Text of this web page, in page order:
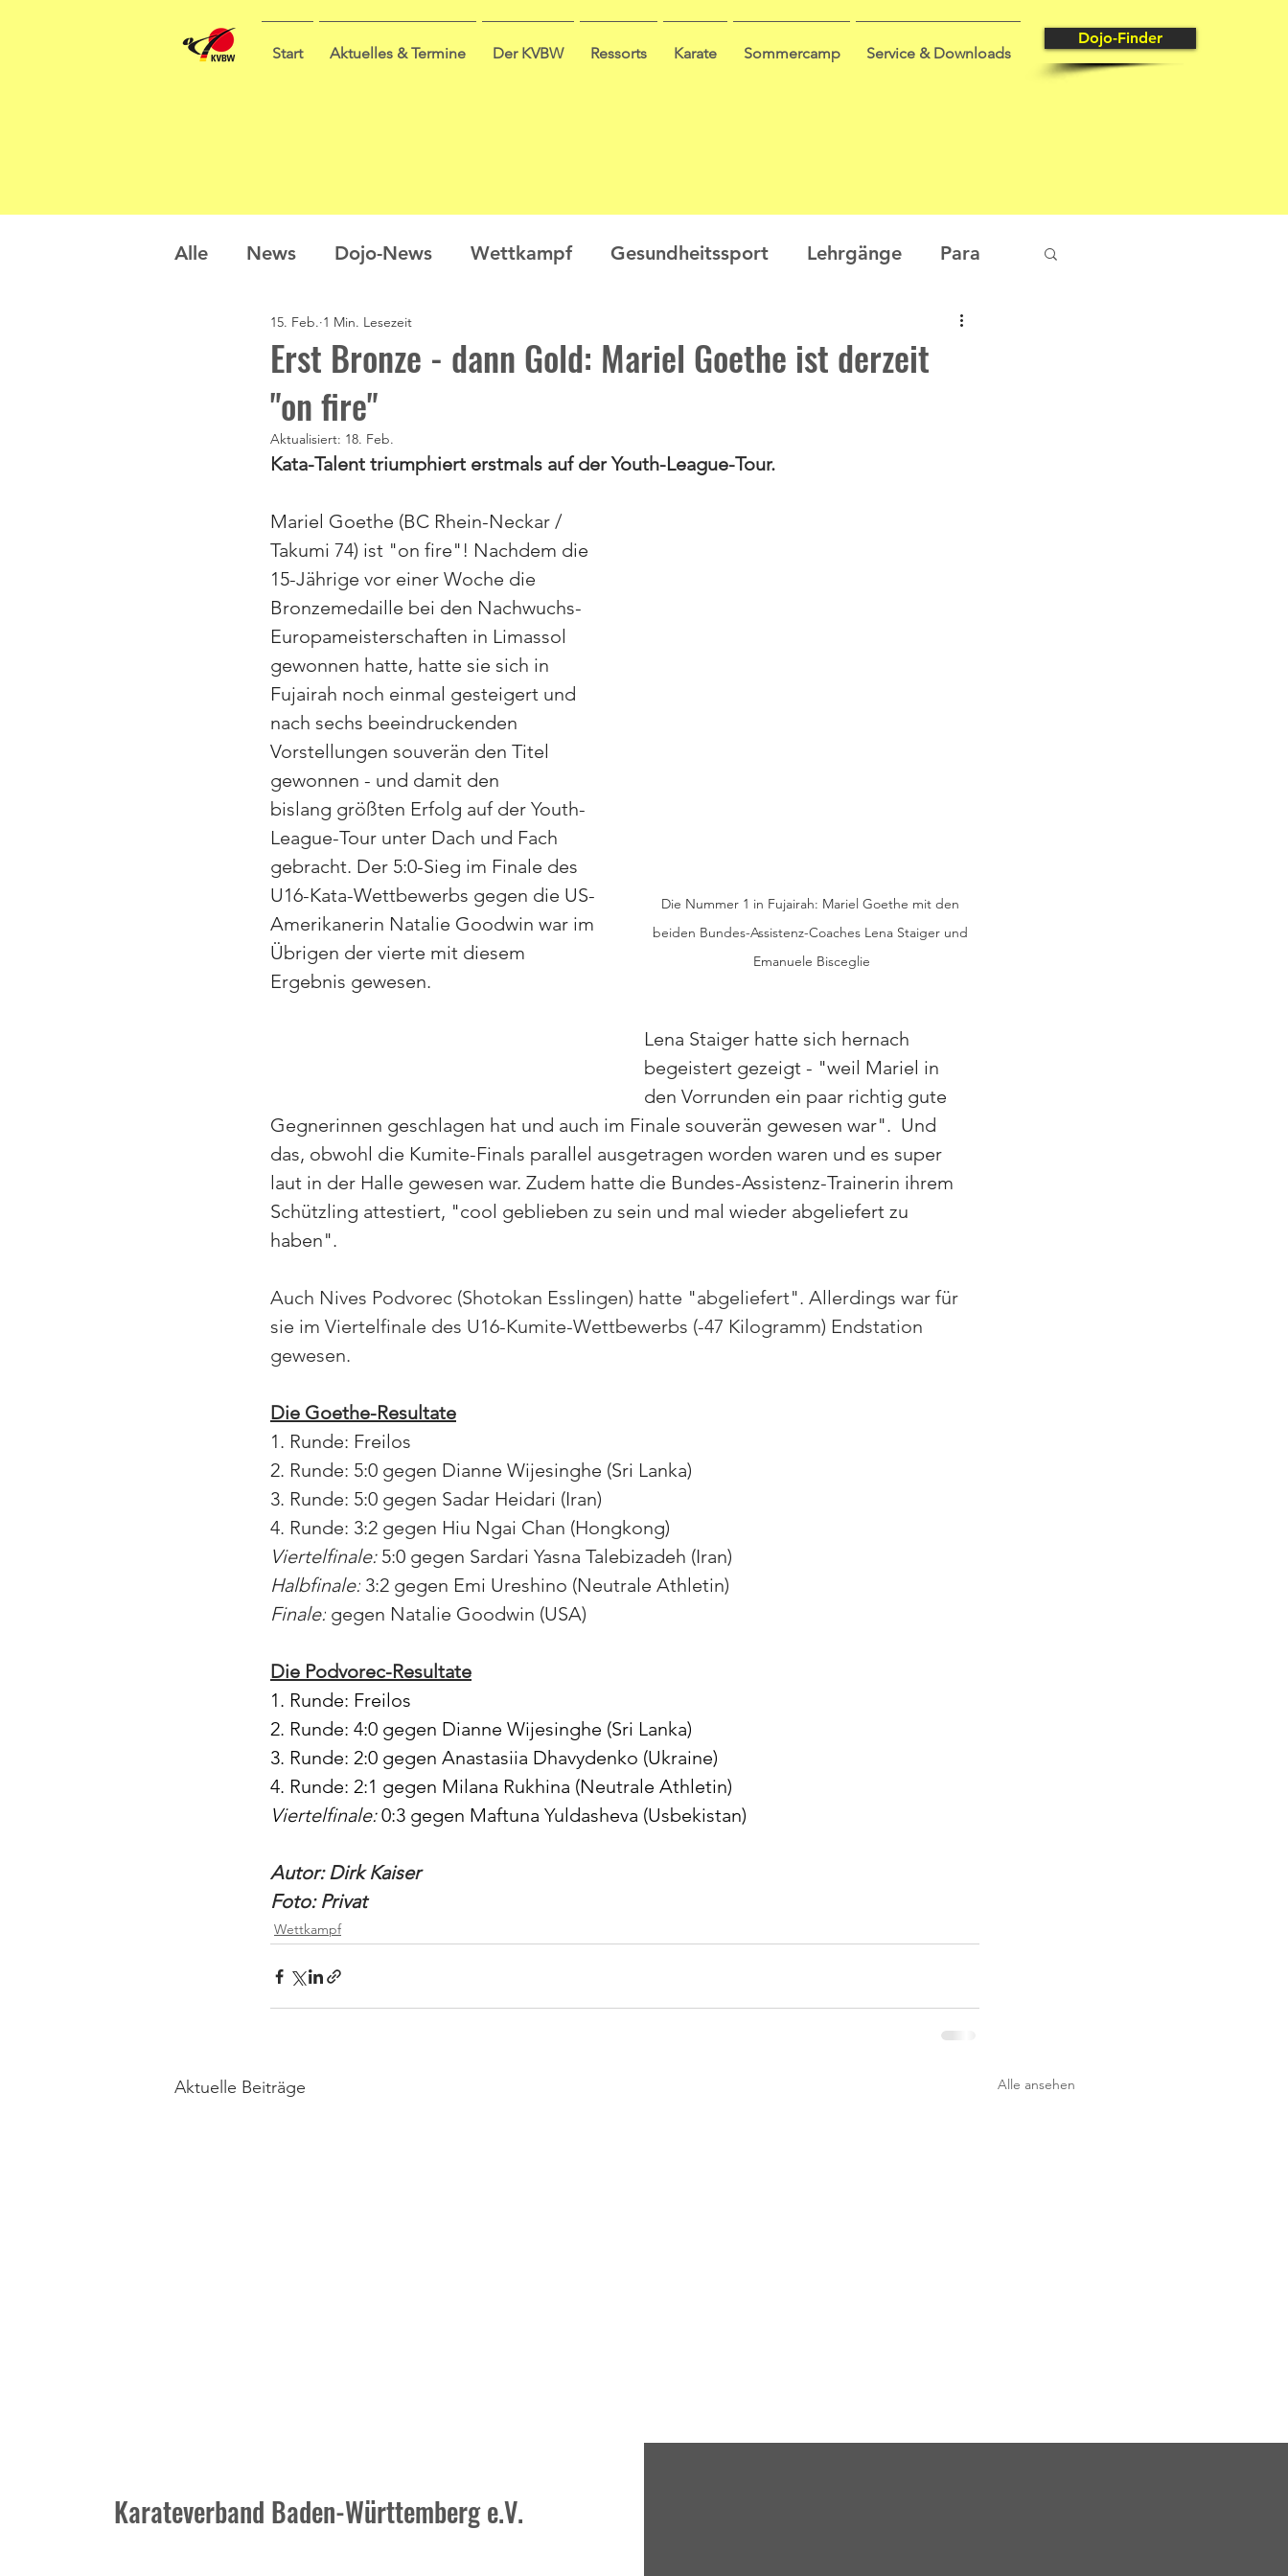
Start Aktuelles & Termine Der KVBW Ressorts Karate Sommercamp Service & Downloads
Dojo-Finder
Alle News Dojo-News Wettkampf Gesundheitssport Lehrgänge Para
Nachwuchs Prüfungen
Sommercamp Umfrage
Erst Bronze - dann Gold: Mariel Goethe ist derzeit
"on fire"
15. Feb. 1 Min. Lesezeit
Aktualisiert: 18. Feb.
Kata-Talent triumphiert erstmals auf der Youth-League-Tour.
Die Nummer 1 in Fujairah: Mariel Goethe mit den
beiden Bundes-Assistenz-Coaches Lena Staiger und
Emanuele Bisceglie
Mariel Goethe (BC Rhein-Neckar /
Takumi 74) ist "on fire"! Nachdem die
15-Jährige vor einer Woche die
Bronzemedaille bei den Nachwuchs-
Europameisterschaften in Limassol
gewonnen hatte, hatte sie sich in
Fujairah noch einmal gesteigert und
nach sechs beeindruckenden
Vorstellungen souverän den Titel
gewonnen - und damit den
bislang größten Erfolg auf der Youth-
League-Tour unter Dach und Fach
gebracht. Der 5:0-Sieg im Finale des
U16-Kata-Wettbewerbs gegen die US-
Amerikanerin Natalie Goodwin war im
Übrigen der vierte mit diesem
Ergebnis gewesen.
Lena Staiger hatte sich hernach
begeistert gezeigt - "weil Mariel in
den Vorrunden ein paar richtig gute
Gegnerinnen geschlagen hat und auch im Finale souverän gewesen war".  Und
das, obwohl die Kumite-Finals parallel ausgetragen worden waren und es super
laut in der Halle gewesen war. Zudem hatte die Bundes-Assistenz-Trainerin ihrem
Schützling attestiert, "cool geblieben zu sein und mal wieder abgeliefert zu
haben".
Auch Nives Podvorec (Shotokan Esslingen) hatte "abgeliefert". Allerdings war für
sie im Viertelfinale des U16-Kumite-Wettbewerbs (-47 Kilogramm) Endstation
gewesen.
Die Goethe-Resultate
1. Runde: Freilos
2. Runde: 5:0 gegen Dianne Wijesinghe (Sri Lanka)
3. Runde: 5:0 gegen Sadar Heidari (Iran)
4. Runde: 3:2 gegen Hiu Ngai Chan (Hongkong)
Viertelfinale: 5:0 gegen Sardari Yasna Talebizadeh (Iran)
Halbfinale: 3:2 gegen Emi Ureshino (Neutrale Athletin)
Finale: gegen Natalie Goodwin (USA)
Die Podvorec-Resultate
1. Runde: Freilos
2. Runde: 4:0 gegen Dianne Wijesinghe (Sri Lanka)
3. Runde: 2:0 gegen Anastasiia Dhavydenko (Ukraine)
4. Runde: 2:1 gegen Milana Rukhina (Neutrale Athletin)
Viertelfinale: 0:3 gegen Maftuna Yuldasheva (Usbekistan)
Autor: Dirk Kaiser
Foto: Privat
Wettkampf
Aktuelle Beiträge Alle ansehen
Karateverband Baden-Württemberg e.V.